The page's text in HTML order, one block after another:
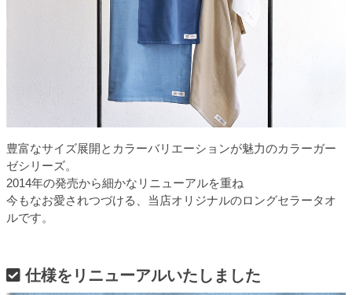
豊富なサイズ展開とカラーバリエーションが魅力のカラーガー
ゼシリーズ。
2014年の発売から細かなリニューアルを重ね
今もなお愛されつづける、当店オリジナルのロングセラータオ
ルです。
仕様をリニューアルいたしました